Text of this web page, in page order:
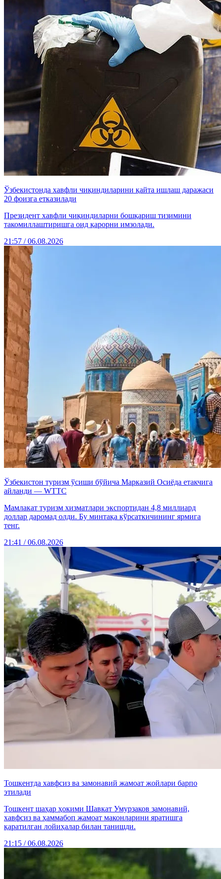
Ўзбекистонда хавфли чиқиндиларини қайта ишлаш даражаси
20 фоизга етказилади
Президент хавфли чиқиндиларни бошқариш тизимини
такомиллаштиришга оид қарорни имзолади.
21:57 / 06.08.2026
Ўзбекистон туризм ўсиши бўйича Марказий Осиёда етакчига
айланди — WTTC
Мамлакат туризм хизматлари экспортидан 4,8 миллиард
доллар даромад олди. Бу минтақа кўрсаткичининг ярмига
тенг.
21:41 / 06.08.2026
Тошкентда хавфсиз ва замонавий жамоат жойлари барпо
этилади
Тошкент шаҳар ҳокими Шавкат Умурзаков замонавий,
хавфсиз ва ҳаммабоп жамоат маконларини яратишга
қаратилган лойиҳалар билан танишди.
21:15 / 06.08.2026